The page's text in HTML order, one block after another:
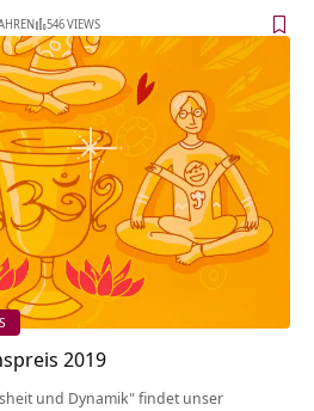
546 VIEWS
2019
und Dynamik" findet unser